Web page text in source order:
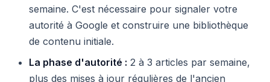
semaine. C'est nécessaire pour signaler votre
autorité à Google et construire une bibliothèque
de contenu initiale.
La phase d'autorité : 2 à 3 articles par semaine,
plus des mises à jour régulières de l'ancien